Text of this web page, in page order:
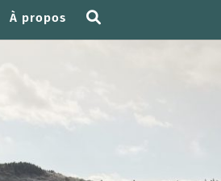
À propos